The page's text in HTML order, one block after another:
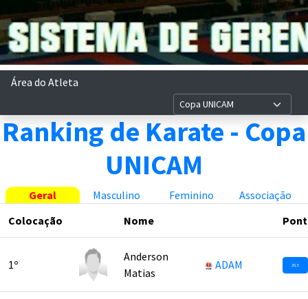
Área do Atleta
Ranking de Karate - Copa
UNICAM
Geral Masculino Feminino
Associação
Colocação
Nome
1º
Anderson
Matias
ADAM 20,5